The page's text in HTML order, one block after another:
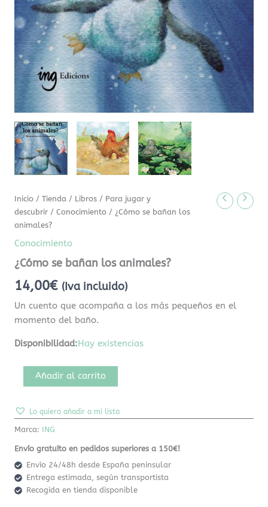
Inicio /Tienda / Libros / Para jugar y
descubrir /Conocimiento / ¿Cómo se bañan los
animales?
Conocimiento
¿Cómo se bañan los animales?
14,00€ (Iva incluido)
Un cuento que acompaña a los más pequeños en el
momento del baño.
Disponibilidad:Hay existencias
Añadir al carrito
Lo quiero añadir a mi lista
Marca: ING
Envío gratuíto en pedidos superiores a 150€!
Envío 24/48h desde España peninsular
Entrega estimada, según transportista
Recogida en tienda disponible